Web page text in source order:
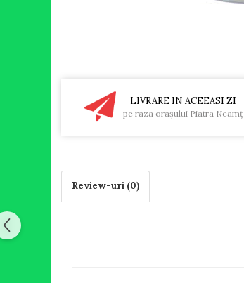
LIVRARE IN ACEEASI ZI
pe raza oraşului Piatra Neamţ
Review-uri (0)